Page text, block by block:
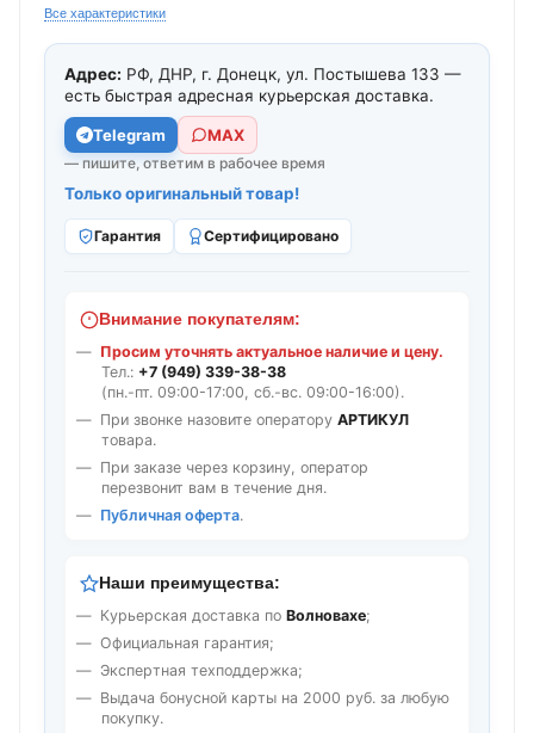
Все характеристики
Адрес: РФ, ДНР, г. Донецк, ул. Постышева 133 —
есть быстрая адресная курьерская доставка.
Telegram МАХ
— пишите, ответим в рабочее время
Только оригинальный товар!
Гарантия Сертифицировано
Внимание покупателям:
Просим уточнять актуальное наличие и цену.
Тел.: +7 (949) 339-38-38
(пн.-пт. 09:00-17:00, сб.-вс. 09:00-16:00).
При звонке назовите оператору АРТИКУЛ
товара.
При заказе через корзину, оператор
перезвонит вам в течение дня.
Публичная оферта.
Наши преимущества:
Курьерская доставка по Волновахе;
Официальная гарантия;
Экспертная техподдержка;
Выдача бонусной карты на 2000 руб. за любую
покупку.